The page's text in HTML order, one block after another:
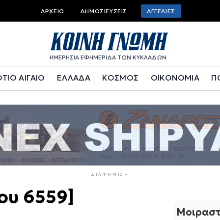
Top
bar
menu
ΑΡΧΕΊΟ ΔΗΜΟΣΙΕΎΣΕΙΣ ΑΓΓΕΛΊΕΣ
ΗΜΕΡΗΣΙΑ ΕΦΗΜΕΡΙΔΑ ΤΩΝ ΚΥΚΛΑΔΩΝ
ΑΙΓΑΙΟ ΕΛΛΑΔΑ ΚΟΣΜΟΣ ΟΙΚΟΝΟΜΙΑ
ΔΙΑΦΉΜΙΣΗ
6559]